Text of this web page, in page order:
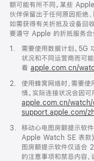
额可能有所不同。某些
伙伴保留出于任何原因拒绝
如需获得有关折抵及设备回
要遵守 Apple 的折抵服务合
脚
1.
需要使用数据计划。5G
状况和不同运营商而可
看 apple.com.cn/
脚
2.
使用蜂窝网络时，需要
情。实际连接状况会因
apple.com.cn/
support.apple.com/
脚
3.
移动心电图房颤提示软
Apple Watch SE 表款)
图房颤提示软件仅适合
的注意事项和禁忌内容，